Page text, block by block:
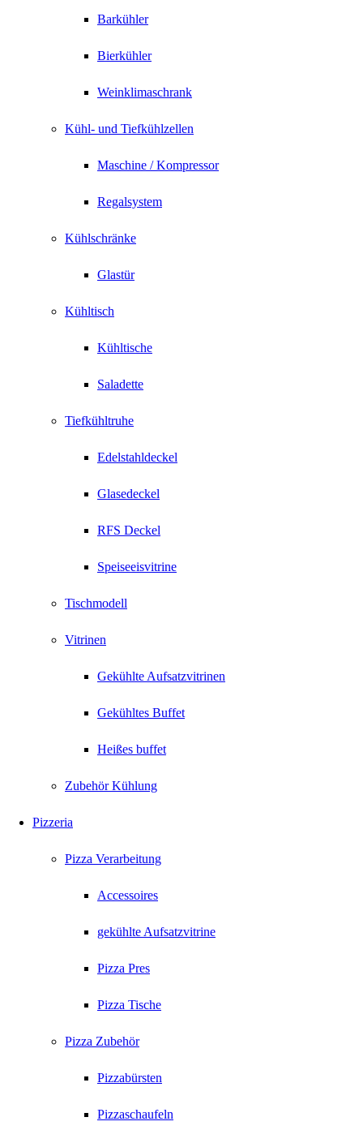
Barkühler
Bierkühler
Weinklimaschrank
Kühl- und Tiefkühlzellen
Maschine / Kompressor
Regalsystem
Kühlschränke
Glastür
Kühltisch
Kühltische
Saladette
Tiefkühltruhe
Edelstahldeckel
Glasedeckel
RFS Deckel
Speiseeisvitrine
Tischmodell
Vitrinen
Gekühlte Aufsatzvitrinen
Gekühltes Buffet
Heißes buffet
Zubehör Kühlung
Pizzeria
Pizza Verarbeitung
Accessoires
gekühlte Aufsatzvitrine
Pizza Pres
Pizza Tische
Pizza Zubehör
Pizzabürsten
Pizzaschaufeln